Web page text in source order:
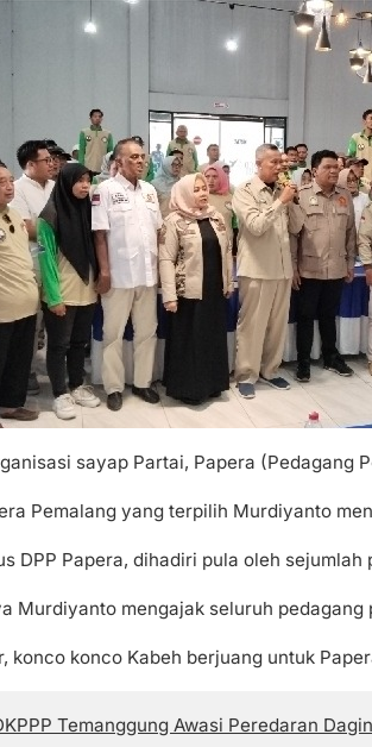
sayap Partai, Papera (Pedagang
Pemalang yang terpilih Murdiyanto
DPP Papera, dihadiri pula oleh
Murdiyanto mengajak seluruh
konco konco Kabeh berjuang untuk
Temanggung Awasi Peredaran